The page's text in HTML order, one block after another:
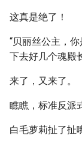
这真是绝了！
“贝丽丝公主，
下去好几个魂殿
来了，又来了。
瞧瞧，标准反派
白毛萝莉扯了扯